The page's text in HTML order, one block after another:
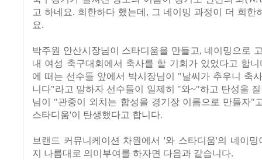
고 하네요. 희한하다 했는데, 그 네이밍 과정이 더 희한
요.
박주원 안산시장님이 스타디움을 만들고, 네이밍으로
내 여성 축구대회에서 축사를 할 기회가 있었다고 합
에 떠는 선수들 앞에서 박시장님이 "날씨가 추우니 축
니다"라고 말하자 선수들이 일제히 "와~"하고 탄성을
님이 "관중이 외치는 함성을 경기장 이름으로 만들자"
스타디움'이 탄생했다고 합니다.
브랜드 커뮤니케이션 차원에서 '와 스타디움'의 네이
지 나름대로 의미부여를 하자면 다음과 같습니다.